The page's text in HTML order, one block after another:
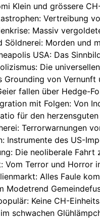
Klein und grössere
Vertreibung
Massiv
Söldnerei: Morden und
USA: Das
Die
Grounding von Vernunft
fallen über Hedge-
mit Folgen: Von
für den
Terrorwarnungen
Instrumente des US-
Die neoliberale Fahrt
Vom Terror und Horror
Alles Faule
Modetrend
Keine CH-
schwachen